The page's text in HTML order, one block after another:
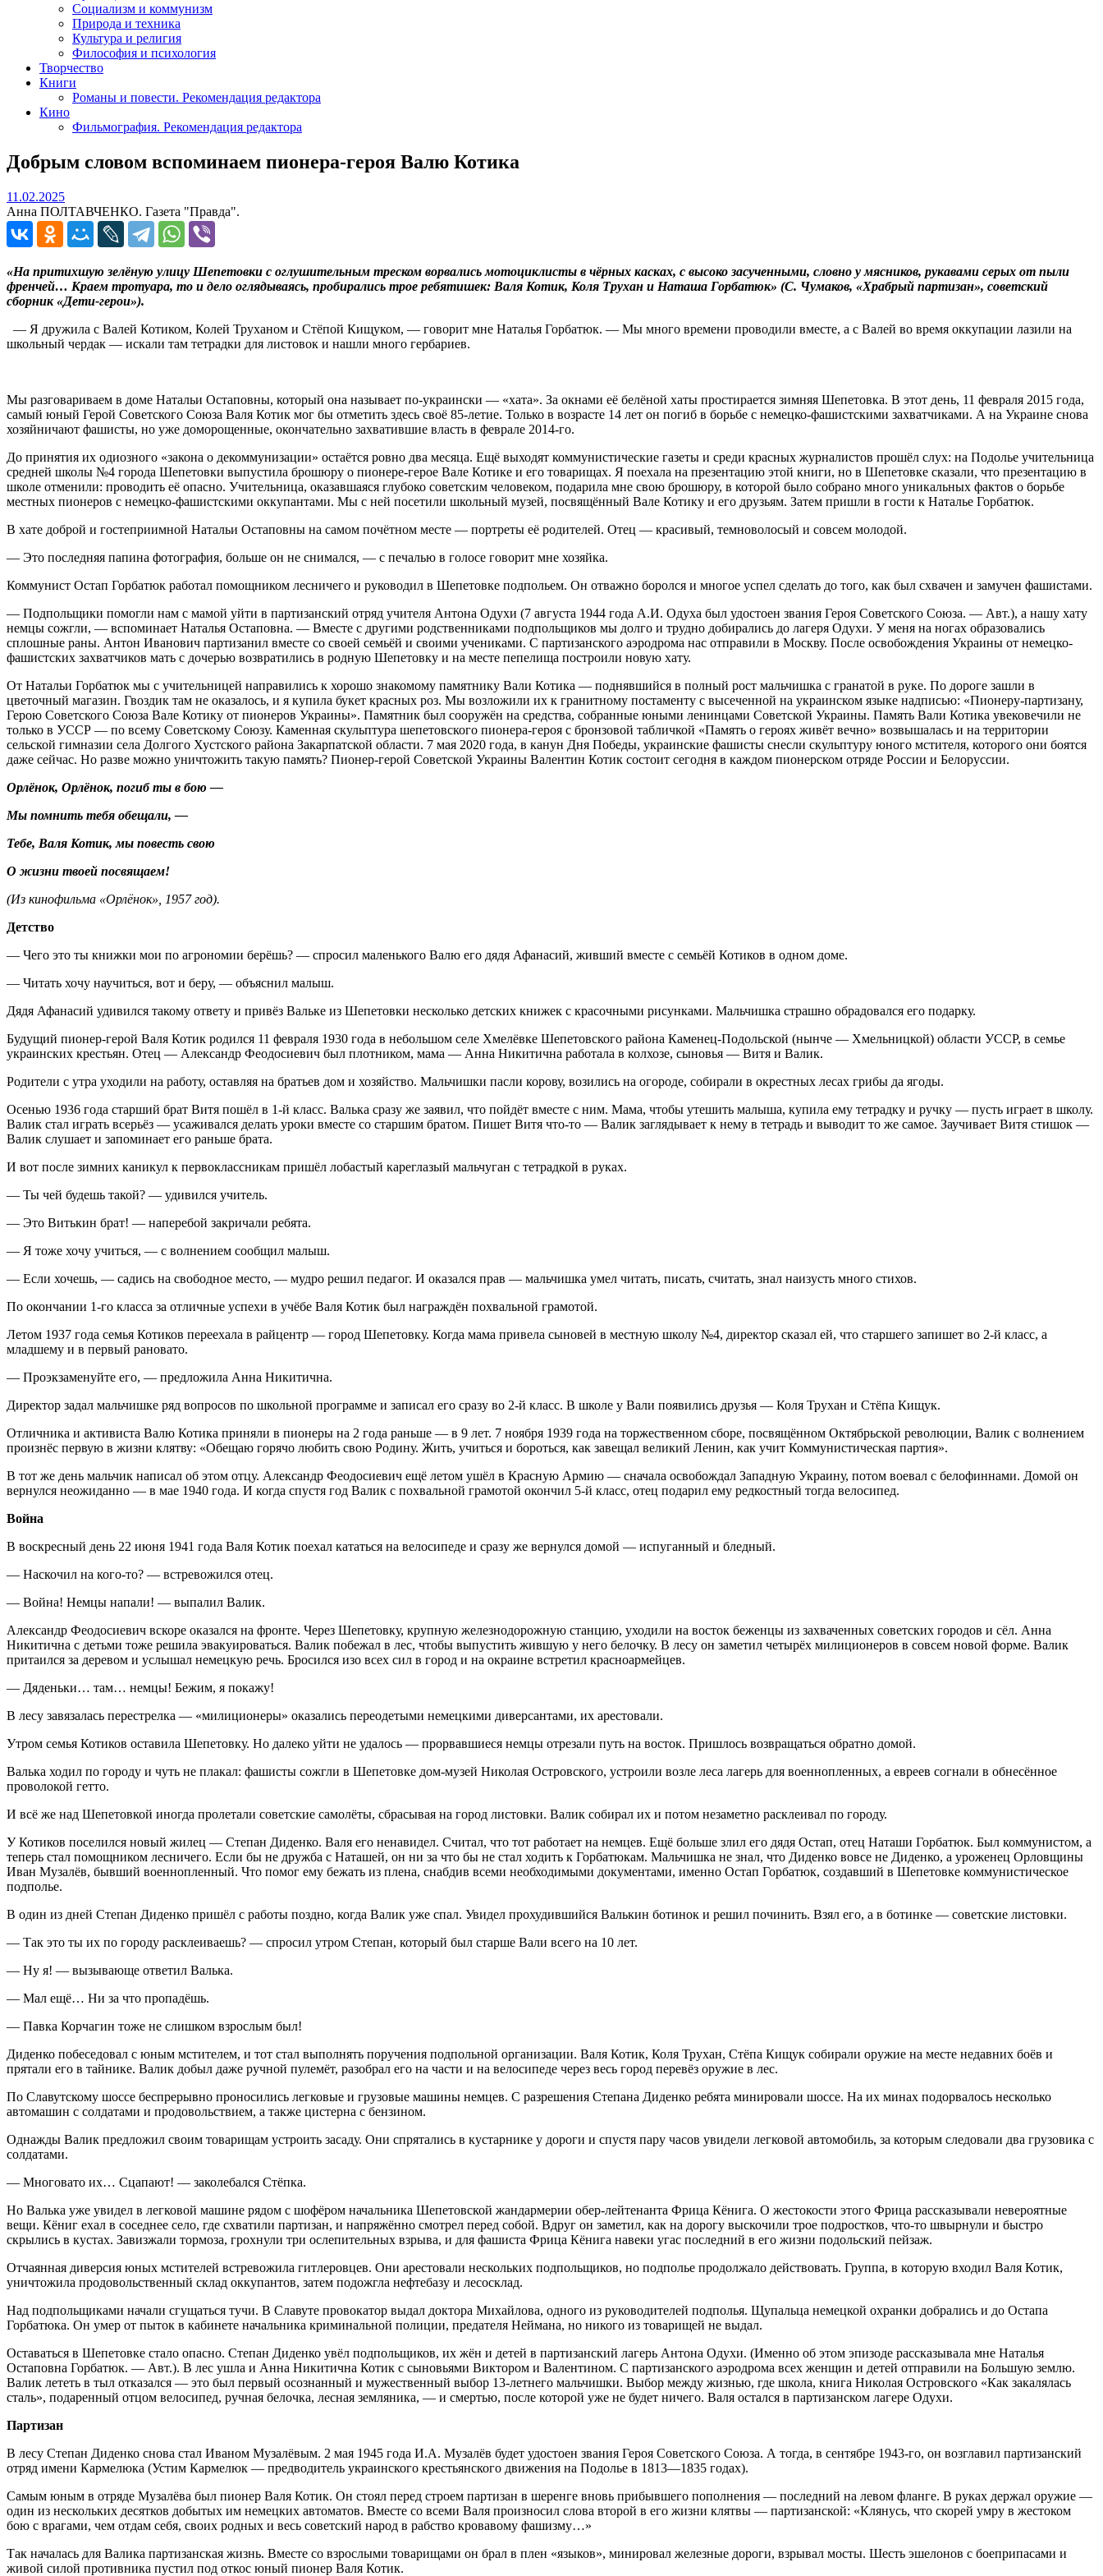
Социализм и коммунизм
Природа и техника
Культура и религия
Философия и психология
Творчество
Книги
Романы и повести. Рекомендация редактора
Кино
Фильмография. Рекомендация редактора
Добрым словом вспоминаем пионера-героя Валю Котика
11.02.202511.02.2025
Анна ПОЛТАВЧЕНКО. Газета "Правда".
«На притихшую зелёную улицу Шепетовки с оглушительным треском ворвались мотоциклисты в чёрных касках, с высоко засученными, словно у мясников, рукавами серых от пыли
френчей… Краем тротуара, то и дело оглядываясь, пробирались трое ребятишек: Валя Котик, Коля Трухан и Наташа Горбатюк» (С. Чумаков, «Храбрый партизан», советский
сборник «Дети-герои»).
— Я дружила с Валей Котиком, Колей Труханом и Стёпой Кищуком, — говорит мне Наталья Горбатюк. — Мы много времени проводили вместе, а с Валей во время оккупации лазили на
школьный чердак — искали там тетрадки для листовок и нашли много гербариев.
Мы разговариваем в доме Натальи Остаповны, который она называет по-украински — «хата». За окнами её белёной хаты простирается зимняя Шепетовка. В этот день, 11 февраля 2015 года,
самый юный Герой Советского Союза Валя Котик мог бы отметить здесь своё 85-летие. Только в возрасте 14 лет он погиб в борьбе с немецко-фашистскими захватчиками. А на Украине снова
хозяйничают фашисты, но уже доморощенные, окончательно захватившие власть в феврале 2014-го.
До принятия их одиозного «закона о декоммунизации» остаётся ровно два месяца. Ещё выходят коммунистические газеты и среди красных журналистов прошёл слух: на Подолье учительница
средней школы №4 города Шепетовки выпустила брошюру о пионере-герое Вале Котике и его товарищах. Я поехала на презентацию этой книги, но в Шепетовке сказали, что презентацию в
школе отменили: проводить её опасно. Учительница, оказавшаяся глубоко советским человеком, подарила мне свою брошюру, в которой было собрано много уникальных фактов о борьбе
местных пионеров с немецко-фашистскими оккупантами. Мы с ней посетили школьный музей, посвящённый Вале Котику и его друзьям. Затем пришли в гости к Наталье Горбатюк.
В хате доброй и гостеприимной Натальи Остаповны на самом почётном месте — портреты её родителей. Отец — красивый, темноволосый и совсем молодой.
— Это последняя папина фотография, больше он не снимался, — с печалью в голосе говорит мне хозяйка.
Коммунист Остап Горбатюк работал помощником лесничего и руководил в Шепетовке подпольем. Он отважно боролся и многое успел сделать до того, как был схвачен и замучен фашистами.
— Подпольщики помогли нам с мамой уйти в партизанский отряд учителя Антона Одухи (7 августа 1944 года А.И. Одуха был удостоен звания Героя Советского Союза. — Авт.), а нашу хату
немцы сожгли, — вспоминает Наталья Остаповна. — Вместе с другими родственниками подпольщиков мы долго и трудно добирались до лагеря Одухи. У меня на ногах образовались
сплошные раны. Антон Иванович партизанил вместе со своей семьёй и своими учениками. С партизанского аэродрома нас отправили в Москву. После освобождения Украины от немецко-
фашистских захватчиков мать с дочерью возвратились в родную Шепетовку и на месте пепелища построили новую хату.
От Натальи Горбатюк мы с учительницей направились к хорошо знакомому памятнику Вали Котика — поднявшийся в полный рост мальчишка с гранатой в руке. По дороге зашли в
цветочный магазин. Гвоздик там не оказалось, и я купила букет красных роз. Мы возложили их к гранитному постаменту с высеченной на украинском языке надписью: «Пионеру-партизану,
Герою Советского Союза Вале Котику от пионеров Украины». Памятник был сооружён на средства, собранные юными ленинцами Советской Украины. Память Вали Котика увековечили не
только в УССР — по всему Советскому Союзу. Каменная скульптура шепетовского пионера-героя с бронзовой табличкой «Память о героях живёт вечно» возвышалась и на территории
сельской гимназии села Долгого Хустского района Закарпатской области. 7 мая 2020 года, в канун Дня Победы, украинские фашисты снесли скульптуру юного мстителя, которого они боятся
даже сейчас. Но разве можно уничтожить такую память? Пионер-герой Советской Украины Валентин Котик состоит сегодня в каждом пионерском отряде России и Белоруссии.
Орлёнок, Орлёнок, погиб ты в бою —
Мы помнить тебя обещали, —
Тебе, Валя Котик, мы повесть свою
О жизни твоей посвящаем!
(Из кинофильма «Орлёнок», 1957 год).
Детство
— Чего это ты книжки мои по агрономии берёшь? — спросил маленького Валю его дядя Афанасий, живший вместе с семьёй Котиков в одном доме.
— Читать хочу научиться, вот и беру, — объяснил малыш.
Дядя Афанасий удивился такому ответу и привёз Вальке из Шепетовки несколько детских книжек с красочными рисунками. Мальчишка страшно обрадовался его подарку.
Будущий пионер-герой Валя Котик родился 11 февраля 1930 года в небольшом селе Хмелёвке Шепетовского района Каменец-Подольской (нынче — Хмельницкой) области УССР, в семье
украинских крестьян. Отец — Александр Феодосиевич был плотником, мама — Анна Никитична работала в колхозе, сыновья — Витя и Валик.
Родители с утра уходили на работу, оставляя на братьев дом и хозяйство. Мальчишки пасли корову, возились на огороде, собирали в окрестных лесах грибы да ягоды.
Осенью 1936 года старший брат Витя пошёл в 1-й класс. Валька сразу же заявил, что пойдёт вместе с ним. Мама, чтобы утешить малыша, купила ему тетрадку и ручку — пусть играет в школу.
Валик стал играть всерьёз — усаживался делать уроки вместе со старшим братом. Пишет Витя что-то — Валик заглядывает к нему в тетрадь и выводит то же самое. Заучивает Витя стишок —
Валик слушает и запоминает его раньше брата.
И вот после зимних каникул к первоклассникам пришёл лобастый кареглазый мальчуган с тетрадкой в руках.
— Ты чей будешь такой? — удивился учитель.
— Это Витькин брат! — наперебой закричали ребята.
— Я тоже хочу учиться, — с волнением сообщил малыш.
— Если хочешь, — садись на свободное место, — мудро решил педагог. И оказался прав — мальчишка умел читать, писать, считать, знал наизусть много стихов.
По окончании 1-го класса за отличные успехи в учёбе Валя Котик был награждён похвальной грамотой.
Летом 1937 года семья Котиков переехала в райцентр — город Шепетовку. Когда мама привела сыновей в местную школу №4, директор сказал ей, что старшего запишет во 2-й класс, а
младшему и в первый рановато.
— Проэкзаменуйте его, — предложила Анна Никитична.
Директор задал мальчишке ряд вопросов по школьной программе и записал его сразу во 2-й класс. В школе у Вали появились друзья — Коля Трухан и Стёпа Кищук.
Отличника и активиста Валю Котика приняли в пионеры на 2 года раньше — в 9 лет. 7 ноября 1939 года на торжественном сборе, посвящённом Октябрьской революции, Валик с волнением
произнёс первую в жизни клятву: «Обещаю горячо любить свою Родину. Жить, учиться и бороться, как завещал великий Ленин, как учит Коммунистическая партия».
В тот же день мальчик написал об этом отцу. Александр Феодосиевич ещё летом ушёл в Красную Армию — сначала освобождал Западную Украину, потом воевал с белофиннами. Домой он
вернулся неожиданно — в мае 1940 года. И когда спустя год Валик с похвальной грамотой окончил 5-й класс, отец подарил ему редкостный тогда велосипед.
Война
В воскресный день 22 июня 1941 года Валя Котик поехал кататься на велосипеде и сразу же вернулся домой — испуганный и бледный.
— Наскочил на кого-то? — встревожился отец.
— Война! Немцы напали! — выпалил Валик.
Александр Феодосиевич вскоре оказался на фронте. Через Шепетовку, крупную железнодорожную станцию, уходили на восток беженцы из захваченных советских городов и сёл. Анна
Никитична с детьми тоже решила эвакуироваться. Валик побежал в лес, чтобы выпустить жившую у него белочку. В лесу он заметил четырёх милиционеров в совсем новой форме. Валик
притаился за деревом и услышал немецкую речь. Бросился изо всех сил в город и на окраине встретил красноармейцев.
— Дяденьки… там… немцы! Бежим, я покажу!
В лесу завязалась перестрелка — «милиционеры» оказались переодетыми немецкими диверсантами, их арестовали.
Утром семья Котиков оставила Шепетовку. Но далеко уйти не удалось — прорвавшиеся немцы отрезали путь на восток. Пришлось возвращаться обратно домой.
Валька ходил по городу и чуть не плакал: фашисты сожгли в Шепетовке дом-музей Николая Островского, устроили возле леса лагерь для военнопленных, а евреев согнали в обнесённое
проволокой гетто.
И всё же над Шепетовкой иногда пролетали советские самолёты, сбрасывая на город листовки. Валик собирал их и потом незаметно расклеивал по городу.
У Котиков поселился новый жилец — Степан Диденко. Валя его ненавидел. Считал, что тот работает на немцев. Ещё больше злил его дядя Остап, отец Наташи Горбатюк. Был коммунистом, а
теперь стал помощником лесничего. Если бы не дружба с Наташей, он ни за что бы не стал ходить к Горбатюкам. Мальчишка не знал, что Диденко вовсе не Диденко, а уроженец Орловщины
Иван Музалёв, бывший военнопленный. Что помог ему бежать из плена, снабдив всеми необходимыми документами, именно Остап Горбатюк, создавший в Шепетовке коммунистическое
подполье.
В один из дней Степан Диденко пришёл с работы поздно, когда Валик уже спал. Увидел прохудившийся Валькин ботинок и решил починить. Взял его, а в ботинке — советские листовки.
— Так это ты их по городу расклеиваешь? — спросил утром Степан, который был старше Вали всего на 10 лет.
— Ну я! — вызывающе ответил Валька.
— Мал ещё… Ни за что пропадёшь.
— Павка Корчагин тоже не слишком взрослым был!
Диденко побеседовал с юным мстителем, и тот стал выполнять поручения подпольной организации. Валя Котик, Коля Трухан, Стёпа Кищук собирали оружие на месте недавних боёв и
прятали его в тайнике. Валик добыл даже ручной пулемёт, разобрал его на части и на велосипеде через весь город перевёз оружие в лес.
По Славутскому шоссе беспрерывно проносились легковые и грузовые машины немцев. С разрешения Степана Диденко ребята минировали шоссе. На их минах подорвалось несколько
автомашин с солдатами и продовольствием, а также цистерна с бензином.
Однажды Валик предложил своим товарищам устроить засаду. Они спрятались в кустарнике у дороги и спустя пару часов увидели легковой автомобиль, за которым следовали два грузовика с
солдатами.
— Многовато их… Сцапают! — заколебался Стёпка.
Но Валька уже увидел в легковой машине рядом с шофёром начальника Шепетовской жандармерии обер-лейтенанта Фрица Кёнига. О жестокости этого Фрица рассказывали невероятные
вещи. Кёниг ехал в соседнее село, где схватили партизан, и напряжённо смотрел перед собой. Вдруг он заметил, как на дорогу выскочили трое подростков, что-то швырнули и быстро
скрылись в кустах. Завизжали тормоза, грохнули три ослепительных взрыва, и для фашиста Фрица Кёнига навеки угас последний в его жизни подольский пейзаж.
Отчаянная диверсия юных мстителей встревожила гитлеровцев. Они арестовали нескольких подпольщиков, но подполье продолжало действовать. Группа, в которую входил Валя Котик,
уничтожила продовольственный склад оккупантов, затем подожгла нефтебазу и лесосклад.
Над подпольщиками начали сгущаться тучи. В Славуте провокатор выдал доктора Михайлова, одного из руководителей подполья. Щупальца немецкой охранки добрались и до Остапа
Горбатюка. Он умер от пыток в кабинете начальника криминальной полиции, предателя Неймана, но никого из товарищей не выдал.
Оставаться в Шепетовке стало опасно. Степан Диденко увёл подпольщиков, их жён и детей в партизанский лагерь Антона Одухи. (Именно об этом эпизоде рассказывала мне Наталья
Остаповна Горбатюк. — Авт.). В лес ушла и Анна Никитична Котик с сыновьями Виктором и Валентином. С партизанского аэродрома всех женщин и детей отправили на Большую землю.
Валик лететь в тыл отказался — это был первый осознанный и мужественный выбор 13-летнего мальчишки. Выбор между жизнью, где школа, книга Николая Островского «Как закалялась
сталь», подаренный отцом велосипед, ручная белочка, лесная земляника, — и смертью, после которой уже не будет ничего. Валя остался в партизанском лагере Одухи.
Партизан
В лесу Степан Диденко снова стал Иваном Музалёвым. 2 мая 1945 года И.А. Музалёв будет удостоен звания Героя Советского Союза. А тогда, в сентябре 1943-го, он возглавил партизанский
отряд имени Кармелюка (Устим Кармелюк — предводитель украинского крестьянского движения на Подолье в 1813—1835 годах).
Самым юным в отряде Музалёва был пионер Валя Котик. Он стоял перед строем партизан в шеренге вновь прибывшего пополнения — последний на левом фланге. В руках держал оружие —
один из нескольких десятков добытых им немецких автоматов. Вместе со всеми Валя произносил слова второй в его жизни клятвы — партизанской: «Клянусь, что скорей умру в жестоком
бою с врагами, чем отдам себя, своих родных и весь советский народ в рабство кровавому фашизму…»
Так началась для Валика партизанская жизнь. Вместе со взрослыми товарищами он брал в плен «языков», минировал железные дороги, взрывал мосты. Шесть эшелонов с боеприпасами и
живой силой противника пустил под откос юный пионер Валя Котик.